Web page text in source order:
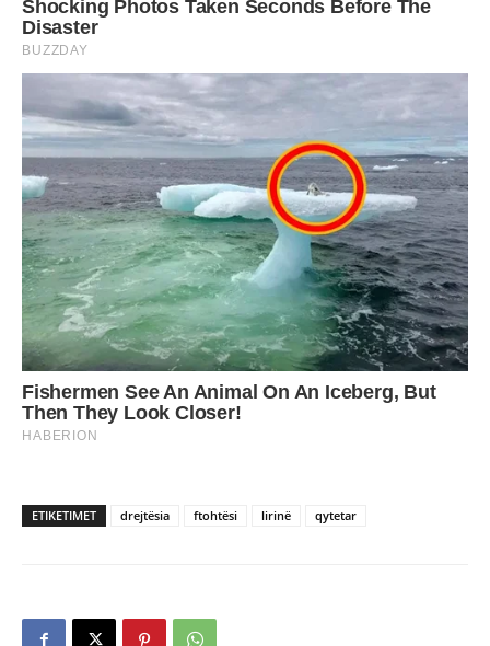
ETIKETIMET drejtësia ftohtësi lirinë qytetar